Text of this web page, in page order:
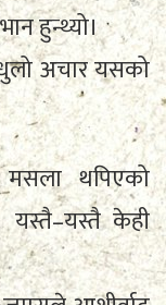
हुन्थ्यो।
अचार यसको
थपिएको
यस्तै–यस्तै केही